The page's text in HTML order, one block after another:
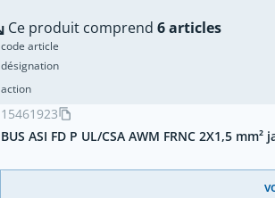
Ce produit comprend 6 articles
code article
désignation
action
15461923
BUS ASI FD P UL/CSA AWM FRNC 2X1,5 mm²